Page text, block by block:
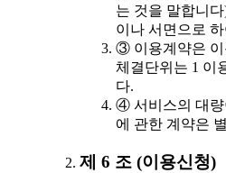
는 것을 말합니
이나 서면으로
③ 이용계약은 이
체결단위는 1 이
다.
④ 서비스의 대량
에 관한 계약은
제 6 조 (이용신청)